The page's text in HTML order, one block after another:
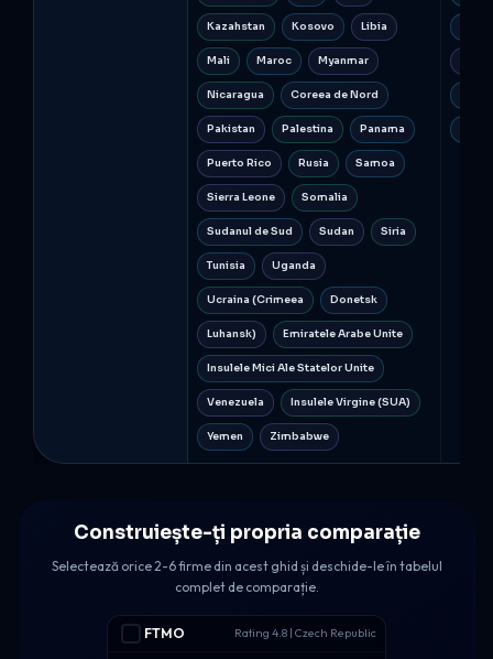
Kazahstan Kosovo Libia
Mali Maroc Myanmar
Nicaragua Coreea de Nord
Pakistan Palestina Panama
Puerto Rico Rusia Samoa
Sierra Leone Somalia
Sudanul de Sud Sudan Siria
Tunisia Uganda
Ucraina (Crimeea Donetsk
Luhansk) Emiratele Arabe Unite
Insulele Mici Ale Statelor Unite
Venezuela Insulele Virgine (SUA)
Yemen Zimbabwe
Construiește-ți propria comparație
Selectează orice 2-6 firme din acest ghid și deschide-le în tabelul
complet de comparație.
FTMO Rating 4.8 | Czech Republic